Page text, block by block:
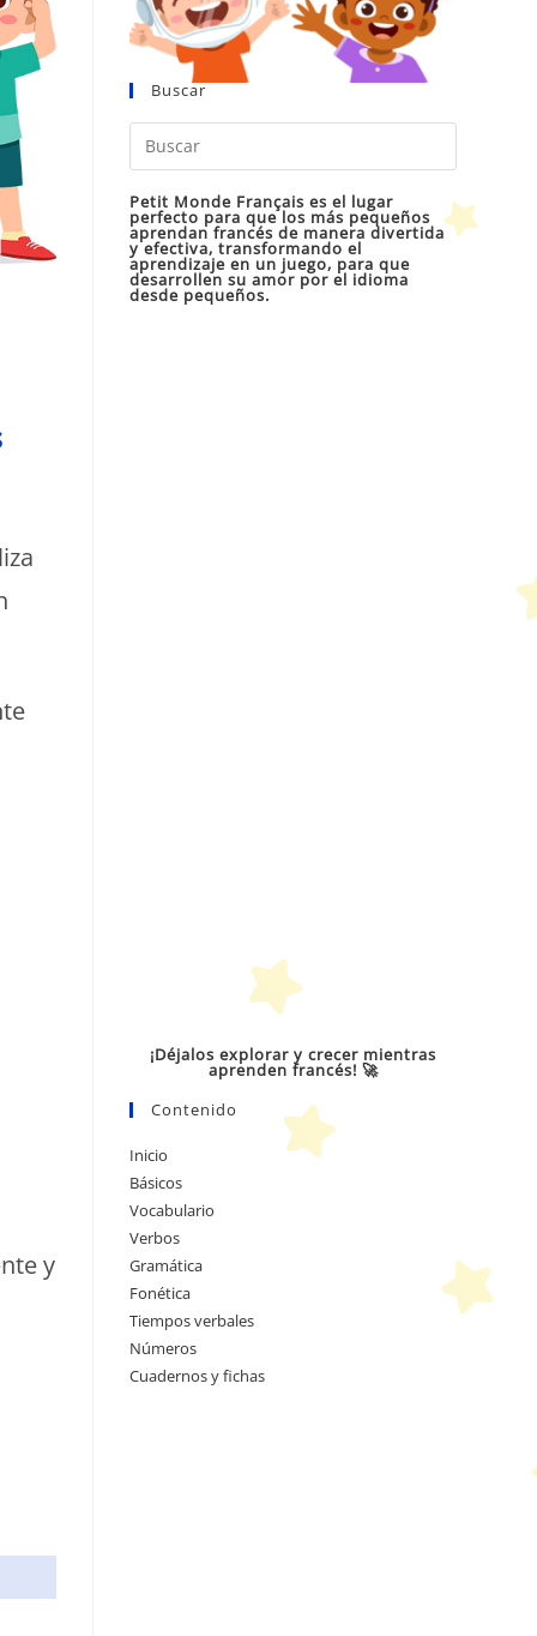
y
Buscar
Escape
cerrar
Petit Monde Français es el lugar
perfecto para que los más pequeños
aprendan francés de manera divertida
y efectiva, transformando el
aprendizaje en un juego, para que
desarrollen su amor por el idioma
desde pequeños.
¡Déjalos explorar y crecer mientras
aprenden francés! 🚀
Contenido
Inicio
Básicos
Vocabulario
Verbos
Gramática
Fonética
Tiempos verbales
Números
Cuadernos y fichas